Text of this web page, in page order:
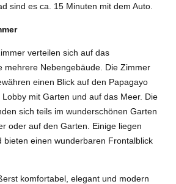
sind es ca. 15 Minuten mit dem Auto.
verteilen sich auf das
mehrere Nebengebäude. Die Zimmer
einen Blick auf den Papagayo
mit Garten und auf das Meer. Die
sich teils im wunderschönen Garten
oder auf den Garten. Einige liegen
bieten einen wunderbaren Frontalblick
komfortabel, elegant und modern